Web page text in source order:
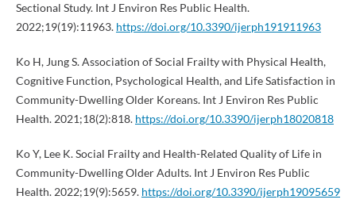
Sectional Study. Int J Environ Res Public Health.
2022;19(19):11963. https://doi.org/10.3390/ijerph191911963
Ko H, Jung S. Association of Social Frailty with Physical Health,
Cognitive Function, Psychological Health, and Life Satisfaction in
Community-Dwelling Older Koreans. Int J Environ Res Public
Health. 2021;18(2):818. https://doi.org/10.3390/ijerph18020818
Ko Y, Lee K. Social Frailty and Health-Related Quality of Life in
Community-Dwelling Older Adults. Int J Environ Res Public
Health. 2022;19(9):5659. https://doi.org/10.3390/ijerph19095659